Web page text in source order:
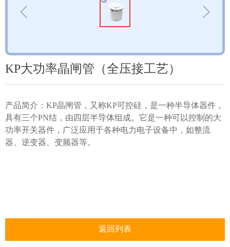
ꁆ ꁇ
KP大功率晶闸管（全压接工艺）
产品简介：KP晶闸管，又称KP可控硅，是一种半导体器件，
具有三个PN结，由四层半导体组成。它是一种可以控制的大
功率开关器件，广泛应用于各种电力电子设备中，如整流
器、逆变器、变频器等。
返回列表